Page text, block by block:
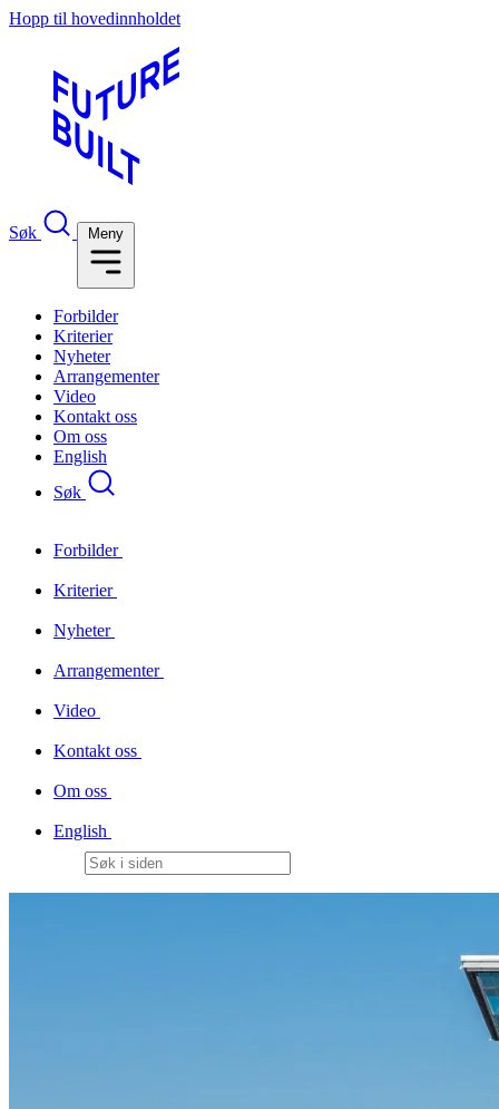
Hopp til hovedinnholdet
Søk Meny
Forbilder
Kriterier
Nyheter
Arrangementer
Video
Kontakt oss
Om oss
English
Søk
Forbilder
Kriterier
Nyheter
Arrangementer
Video
Kontakt oss
Om oss
English